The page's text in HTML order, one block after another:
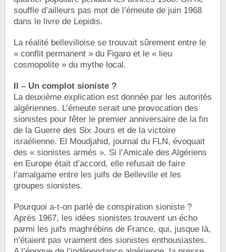
souffle d’ailleurs pas mot de l’émeute de juin 1968
dans le livre de Lepidis.
La réalité bellevilloise se trouvait sûrement entre le
« conflit permanent » du Figaro et le « lieu
cosmopolite » du mythe local.
II – Un complot sioniste ?
La deuxième explication est donnée par les autorités
algériennes. L’émeute serait une provocation des
sionistes pour fêter le premier anniversaire de la fin
de la Guerre des Six Jours et de la victoire
israélienne. El Moudjahid, journal du FLN, évoquait
des « sionistes armés ». Si l’Amicale des Algériens
en Europe était d’accord, elle refusait de faire
l’amalgame entre les juifs de Belleville et les
groupes sionistes.
Pourquoi a-t-on parlé de conspiration sioniste ?
Après 1967, les idées sionistes trouvent un écho
parmi les juifs maghrébins de France, qui, jusque là,
n’étaient pas vraiment des sionistes enthousiastes.